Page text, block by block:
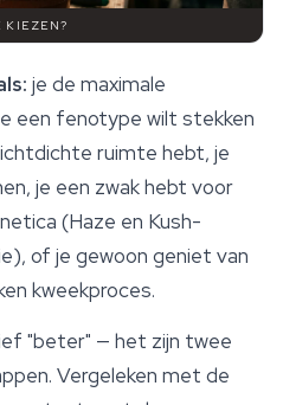
KIEZEN?
je de maximale
een fenotype wilt stekken
ruimte hebt, je
je een zwak hebt voor
(Haze en Kush-
of je gewoon geniet van
kweekproces.
"beter" — het zijn twee
Vergeleken met de